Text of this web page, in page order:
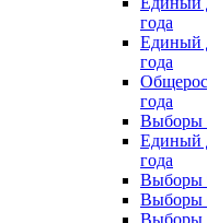
года
Единый
года
года
Выборы
Единый
года
Выборы
Выборы
Выборы